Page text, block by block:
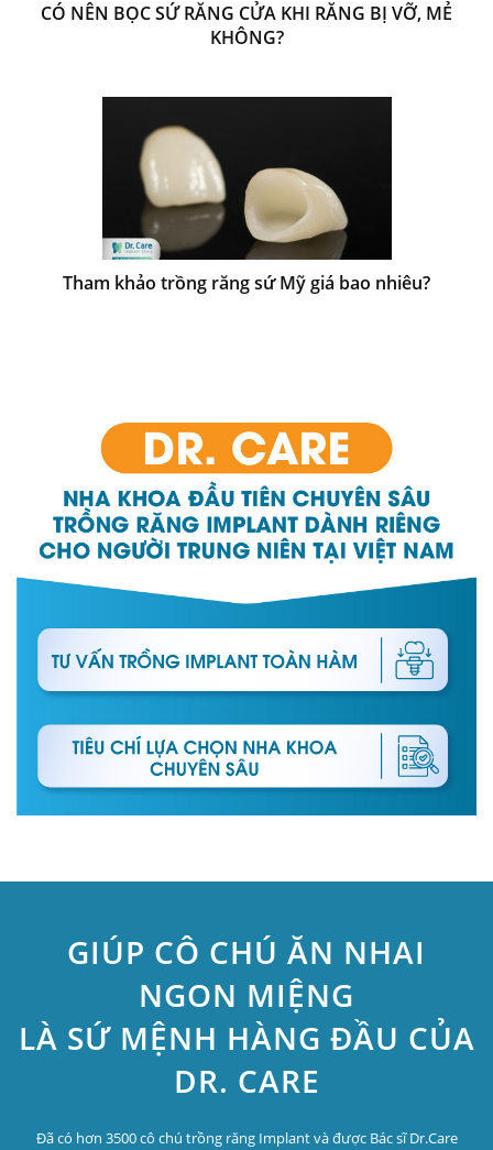
CÓ NÊN BỌC SỨ RĂNG CỬA KHI RĂNG BỊ VỠ, MẺ
KHÔNG?
Tham khảo trồng răng sứ Mỹ giá bao nhiêu?
GIÚP CÔ CHÚ ĂN NHAI
NGON MIỆNG
LÀ SỨ MỆNH HÀNG ĐẦU CỦA
DR. CARE
Đã có hơn 3500 cô chú trồng răng Implant và được Bác sĩ Dr.Care